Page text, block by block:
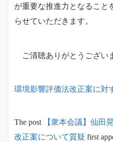
が重要な推進力となること
らせていただきます。
ご清聴ありがとうござい
環境影響評価法改正案に対
The post
【衆本会議】仙田
改正案について質疑 first